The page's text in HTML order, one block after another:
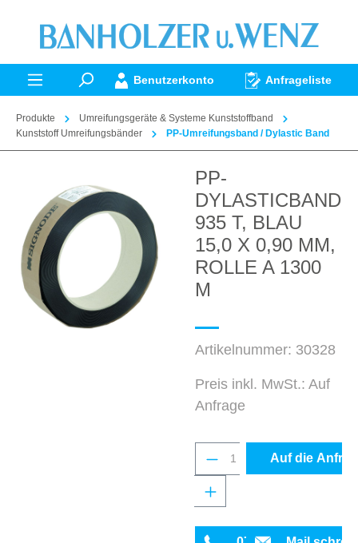
springen
Benutzerkonto Anfrageliste
Produkte
Umreifungsgeräte & Systeme Kunststoffband
Kunststoff Umreifungsbänder
PP-Umreifungsband / Dylastic Band
PP-
DYLASTICBAND
935 T, BLAU
15,0 X 0,90 MM,
ROLLE A 1300
M
Artikelnummer: 30328
Preis inkl. MwSt.: Auf
Anfrage
Produkt Anzahl:
Auf die